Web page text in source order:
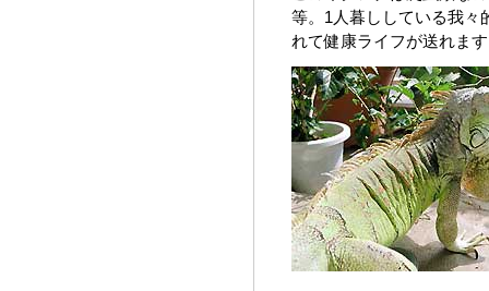
等。1人暮ししている我々
れて健康ライフが送れま